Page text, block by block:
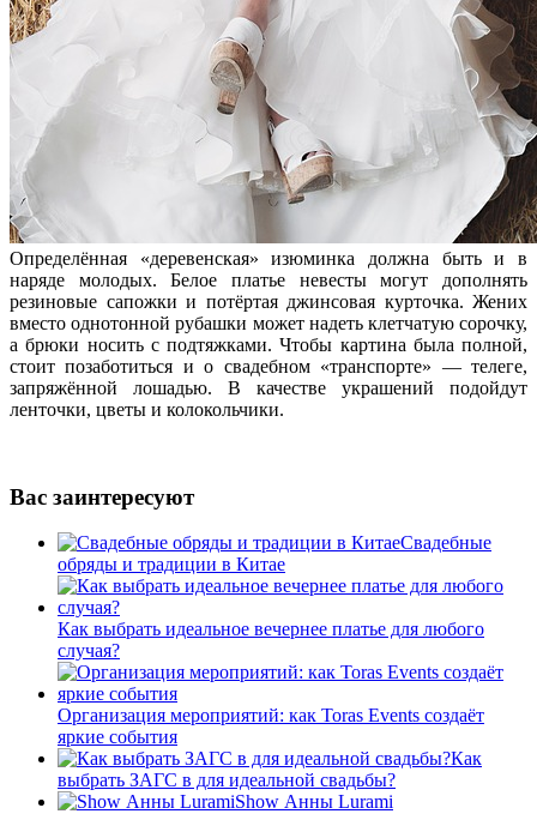
Определённая «деревенская» изюминка должна быть и в
наряде молодых. Белое платье невесты могут дополнять
резиновые сапожки и потёртая джинсовая курточка. Жених
вместо однотонной рубашки может надеть клетчатую сорочку,
а брюки носить с подтяжками. Чтобы картина была полной,
стоит позаботиться и о свадебном «транспорте» — телеге,
запряжённой лошадью. В качестве украшений подойдут
ленточки, цветы и колокольчики.
Вас заинтересуют
Свадебные
обряды и традиции в Китае
Как выбрать идеальное вечернее платье для любого
случая?
Организация мероприятий: как Toras Events создаёт
яркие события
Как
выбрать ЗАГС в для идеальной свадьбы?
Show Анны Lurami